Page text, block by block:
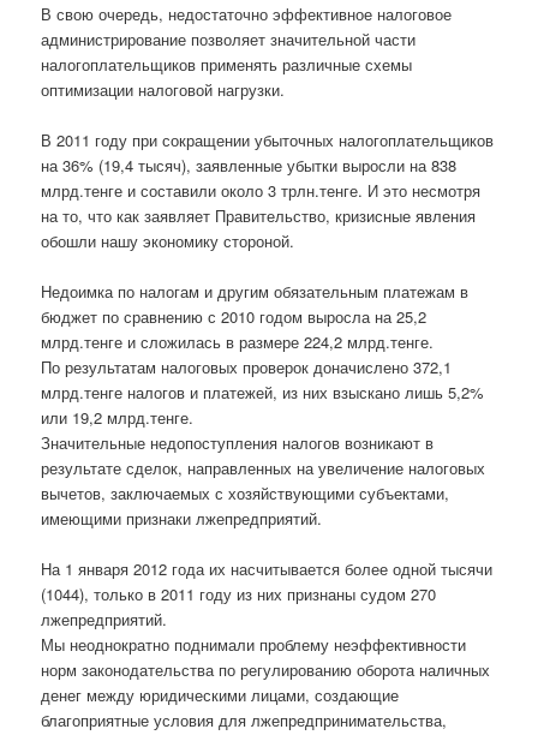
В свою очередь, недостаточно эффективное налоговое
администрирование позволяет значительной части
налогоплательщиков применять различные схемы
оптимизации налоговой нагрузки.
В 2011 году при сокращении убыточных налогоплательщиков
на 36% (19,4 тысяч), заявленные убытки выросли на 838
млрд.тенге и составили около 3 трлн.тенге. И это несмотря
на то, что как заявляет Правительство, кризисные явления
обошли нашу экономику стороной.
Недоимка по налогам и другим обязательным платежам в
бюджет по сравнению с 2010 годом выросла на 25,2
млрд.тенге и сложилась в размере 224,2 млрд.тенге.
По результатам налоговых проверок доначислено 372,1
млрд.тенге налогов и платежей, из них взыскано лишь 5,2%
или 19,2 млрд.тенге.
Значительные недопоступления налогов возникают в
результате сделок, направленных на увеличение налоговых
вычетов, заключаемых с хозяйствующими субъектами,
имеющими признаки лжепредприятий.
На 1 января 2012 года их насчитывается более одной тысячи
(1044), только в 2011 году из них признаны судом 270
лжепредприятий.
Мы неоднократно поднимали проблему неэффективности
норм законодательства по регулированию оборота наличных
денег между юридическими лицами, создающие
благоприятные условия для лжепредпринимательства,